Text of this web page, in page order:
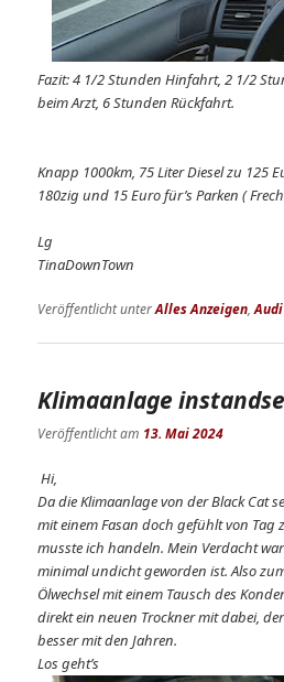
Fazit: 4 1/2 Stunden Hinfahrt, 2 1/2
beim Arzt, 6 Stunden Rückfahrt.
Knapp 1000km, 75 Liter Diesel zu 125
180zig und 15 Euro für’s Parken (
Lg
TinaDownTown
Veröffentlicht unterAlles Anzeigen,
Klimaanlage
Veröffentlicht am 13. Mai 2024
Hi,
Da die Klimaanlage von der Black Cat
mit einem Fasan doch gefühlt von Tag
musste ich handeln. Mein Verdacht
minimal undicht geworden ist. Also
Ölwechsel mit einem Tausch des
direkt ein neuen Trockner mit dabei,
besser mit den Jahren.
Los geht’s